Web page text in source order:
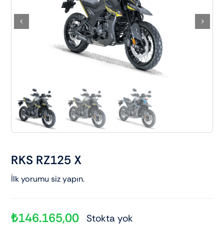
Elektrikli araçlar
Scooter motorlar
Chopper ve cross
Touring ve naked
RKS RZ125 X
İlk yorumu siz yapın.
₺146.165,00
Stokta yok